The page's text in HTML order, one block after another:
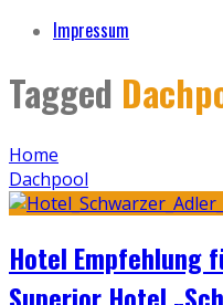
Impressum
Tagged
Home
Dachpool
Hotel Empfehlung
Superior Hotel